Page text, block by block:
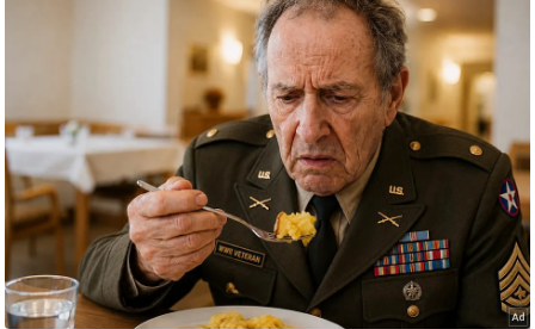
न
घ
रे
लू
नु
स्खे
प